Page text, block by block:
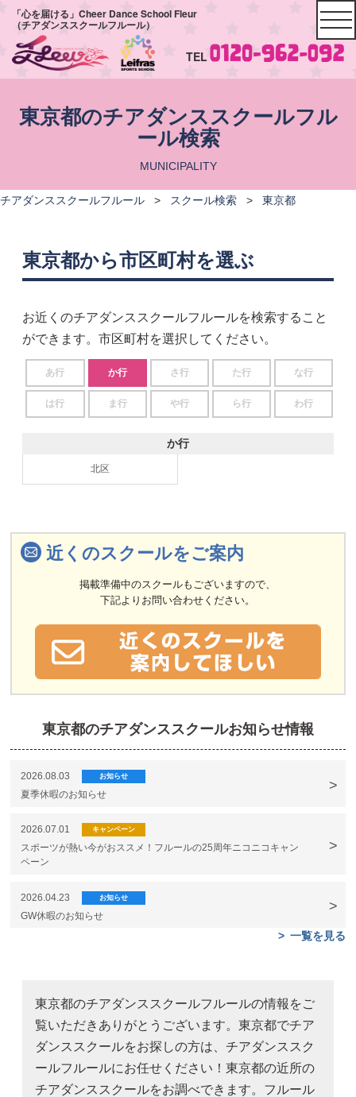
「心を届ける」Cheer Dance School Fleur
（チアダンススクールフルール）
TEL
東京都のチアダンススクールフル
ール検索
MUNICIPALITY
チアダンススクールフルール > スクール検索 > 東京都
東京都から市区町村を選ぶ
お近くのチアダンススクールフルールを検索すること
ができます。市区町村を選択してください。
あ行 か行 さ行 た行 な行
は行 ま行 や行 ら行 わ行
か行
北区
近くのスクールをご案内
掲載準備中のスクールもございますので、
下記よりお問い合わせください。
東京都のチアダンススクールお知らせ情報
2026.08.03 お知らせ
夏季休暇のお知らせ
2026.07.01 キャンペーン
スポーツが熱い今がおススメ！フルールの25周年ニコニコキャン
ペーン
2026.04.23 お知らせ
GW休暇のお知らせ
一覧を見る
東京都のチアダンススクールフルールの情報をご
覧いただきありがとうございます。東京都でチア
ダンススクールをお探しの方は、チアダンススク
ールフルールにお任せください！東京都の近所の
チアダンススクールをお調べできます。フルール